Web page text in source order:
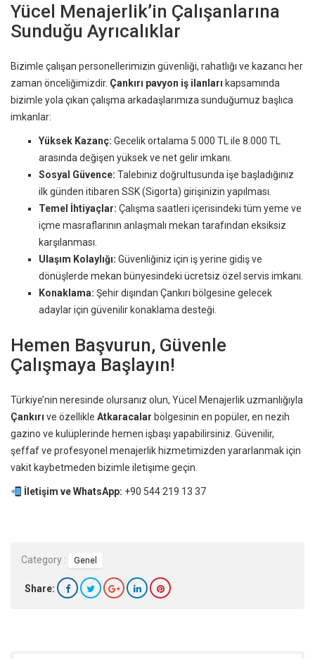
Yücel Menajerlik’in Çalışanlarına
Sunduğu Ayrıcalıklar
Bizimle çalışan personellerimizin güvenliği, rahatlığı ve kazancı her
zaman önceliğimizdir. Çankırı pavyon iş ilanları kapsamında
bizimle yola çıkan çalışma arkadaşlarımıza sunduğumuz başlıca
imkanlar:
Yüksek Kazanç: Gecelik ortalama 5.000 TL ile 8.000 TL
arasında değişen yüksek ve net gelir imkanı.
Sosyal Güvence: Talebiniz doğrultusunda işe başladığınız
ilk günden itibaren SSK (Sigorta) girişinizin yapılması.
Temel İhtiyaçlar: Çalışma saatleri içerisindeki tüm yeme ve
içme masraflarının anlaşmalı mekan tarafından eksiksiz
karşılanması.
Ulaşım Kolaylığı: Güvenliğiniz için iş yerine gidiş ve
dönüşlerde mekan bünyesindeki ücretsiz özel servis imkanı.
Konaklama: Şehir dışından Çankırı bölgesine gelecek
adaylar için güvenilir konaklama desteği.
Hemen Başvurun, Güvenle
Çalışmaya Başlayın!
Türkiye’nin neresinde olursanız olun, Yücel Menajerlik uzmanlığıyla
Çankırı ve özellikle Atkaracalar bölgesinin en popüler, en nezih
gazino ve kulüplerinde hemen işbaşı yapabilirsiniz. Güvenilir,
şeffaf ve profesyonel menajerlik hizmetimizden yararlanmak için
vakit kaybetmeden bizimle iletişime geçin.
İletişim ve WhatsApp: +90 544 219 13 37
Category : Genel
Share: